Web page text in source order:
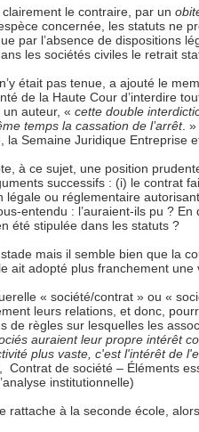
le contraire, par un
concernée, les statuts ne
par l’absence de dispositions
les sociétés civiles le retrait
était pas tenue, a ajouté le
de la Haute Cour d’interdire
un auteur, « cette double
temps la cassation de l’arrêt. »
la Semaine Juridique Entreprise
à ce sujet, une position
successifs : (i) le contrat
légale ou réglementaire
entendu : l’auraient-ils pu ?
été stipulée dans les statuts ?
mais il semble bien que la
ait adopté plus franchement une
« société/contrat » ou «
leurs relations, et donc,
de règles sur lesquelles les
auraient leur propre intérêt
plus vaste, c'est l'intérêt de
Contrat de société – Éléments
institutionnelle)
rattache à la seconde école,